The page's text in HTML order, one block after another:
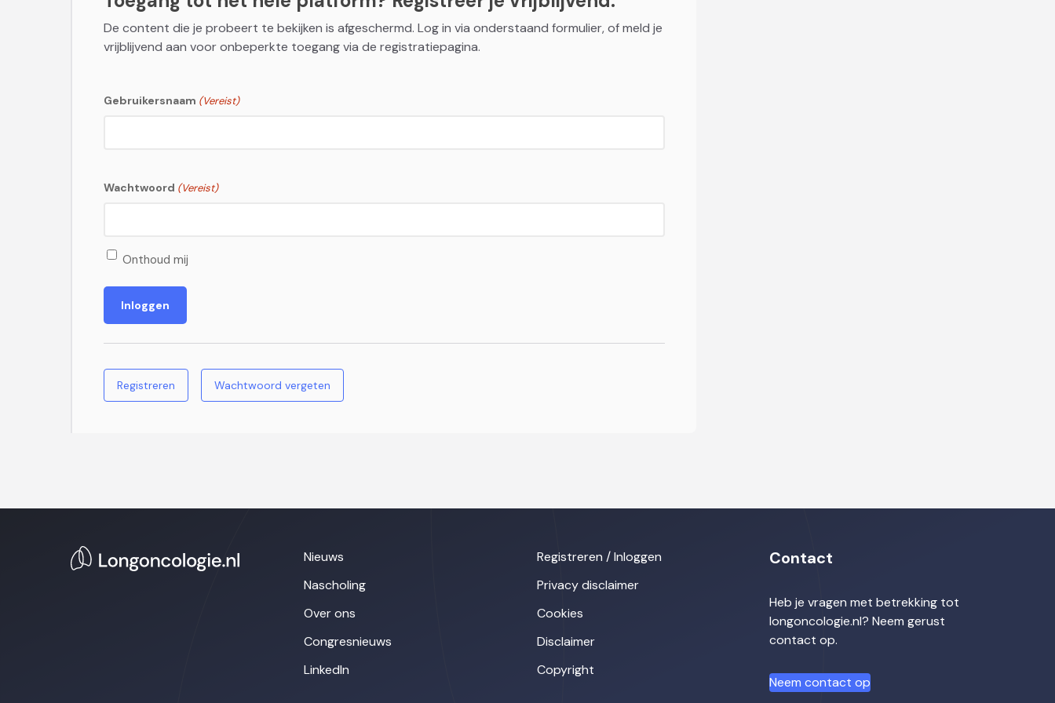
De content die je probeert te bekijken is afgeschermd. Log in via onderstaand formulier, of meld je
vrijblijvend aan voor onbeperkte toegang via de registratiepagina.
Gebruikersnaam (Vereist)
Wachtwoord (Vereist)
Onthoud mij
Registreren Wachtwoord vergeten
Nieuws
Nascholing
Over ons
Congresnieuws
LinkedIn
Registreren / Inloggen
Privacy disclaimer
Cookies
Disclaimer
Copyright
Contact
Heb je vragen met betrekking tot
longoncologie.nl? Neem gerust
contact op.
Neem contact op